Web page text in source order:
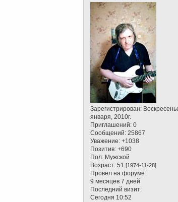
Зарегистрирован:
января, 2010г.
Приглашений: 0
Сообщений: 25867
Уважение: +1038
Позитив: +690
Пол: Мужской
Возраст: 51[1974-11-28]
Провел на форуме:
9 месяцев 7 дней
Последний визит:
Сегодня 10:52